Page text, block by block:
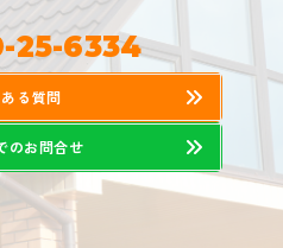
25-6334
る質問
のお問合せ